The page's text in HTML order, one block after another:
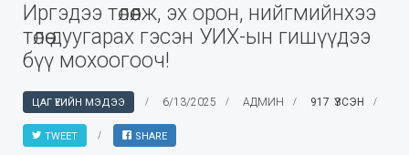
Иргэдээ төлөөлж, эх орон, нийгмийнхээ
төлөө дуугарах гэсэн УИХ-ын гишүүдээ
бүү мохоогооч!
ЦАГ ҮЕИЙН МЭДЭЭ 6/13/2025 АДМИН 917 ҮЗСЭН
TWEET SHARE